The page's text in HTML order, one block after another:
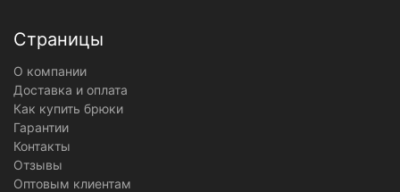
Страницы
О компании
Доставка и оплата
Как купить брюки
Гарантии
Контакты
Отзывы
Оптовым клиентам